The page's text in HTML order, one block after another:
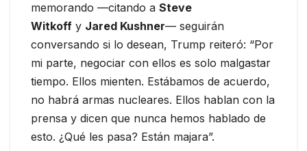
memorando —citando a Steve
Witkoff y Jared Kushner— seguirán
conversando si lo desean, Trump reiteró: “Por
mi parte, negociar con ellos es solo malgastar
tiempo. Ellos mienten. Estábamos de acuerdo,
no habrá armas nucleares. Ellos hablan con la
prensa y dicen que nunca hemos hablado de
esto. ¿Qué les pasa? Están majara”.